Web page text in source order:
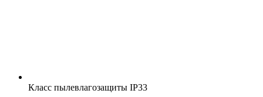
Класс пылевлагозащиты IP33